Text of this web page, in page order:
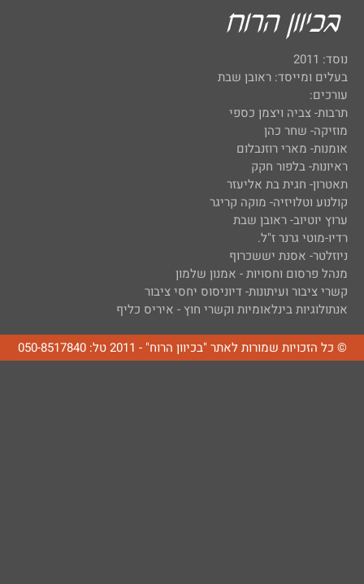
נוסד: 2011
בעלים ומייסד: ראובן שבת
עורכים:
תרבות- צביה ויצמן כספי
מוזיקה- שחר כהן
אומנות- מארי רוזנבלום
ראיונות- בלפור חקק
תאטרון- חגית בת אליעזר
קולנוע וטלויזיה- מוקה קריגר
ערוץ יוטיוב- ראובן שבת
רדיו-מוטי גרנר ז"ל.
ניוזלטר- אסנת יששכרוף
מנהל פרסום וחסויות - אמנון שלמון
קשרי ציבור ועיתונות- דיוניסוס יחסי ציבור
אנתולוגיות בינלאומיות וקשרי חוץ - איריס כליף
© כל הזכויות שמורות לאתר "בכיוון הרוח" - 2011 טל: 050-8517840